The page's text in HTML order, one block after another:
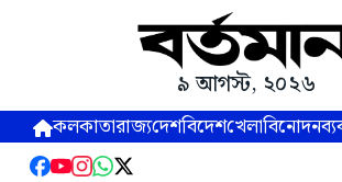
৯ আগস্ট, ২০২৬
কলকাতারাজ্যদেশবিদেশখেলাবিনোদন